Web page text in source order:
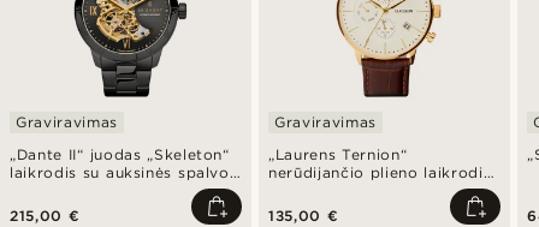
„Dante II“ juodas „Skeleton“
laikrodis su auksinės spalvos
Graviravimas
215,00 €
„Laurens Ternion“
nerūdijančio plieno laikrodis
Graviravimas
135,00 €